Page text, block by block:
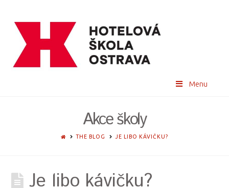
Menu
Akce školy
HOMETHE BLOG JE LIBO KÁVIČKU?
Je libo kávičku?